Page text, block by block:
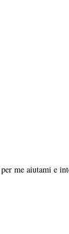
me aiutami e